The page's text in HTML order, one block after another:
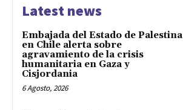
Latest news
Embajada del Estado de Palestina
en Chile alerta sobre
agravamiento de la crisis
humanitaria en Gaza y
Cisjordania
6 Agosto, 2026